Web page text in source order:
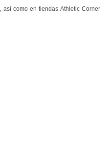
, así como en tiendas Athletic Corner